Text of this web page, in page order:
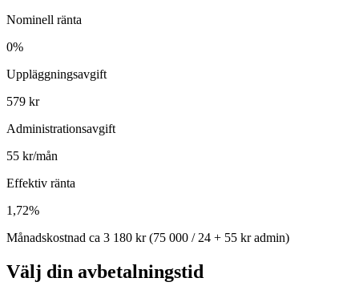
Nominell ränta
0%
Uppläggningsavgift
579 kr
Administrationsavgift
55 kr/mån
Effektiv ränta
1,72%
Månadskostnad ca 3 180 kr (75 000 / 24 + 55 kr admin)
Välj din avbetalningstid